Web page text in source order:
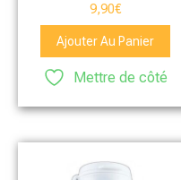
9,90€
Ajouter Au Panier
Mettre de côté